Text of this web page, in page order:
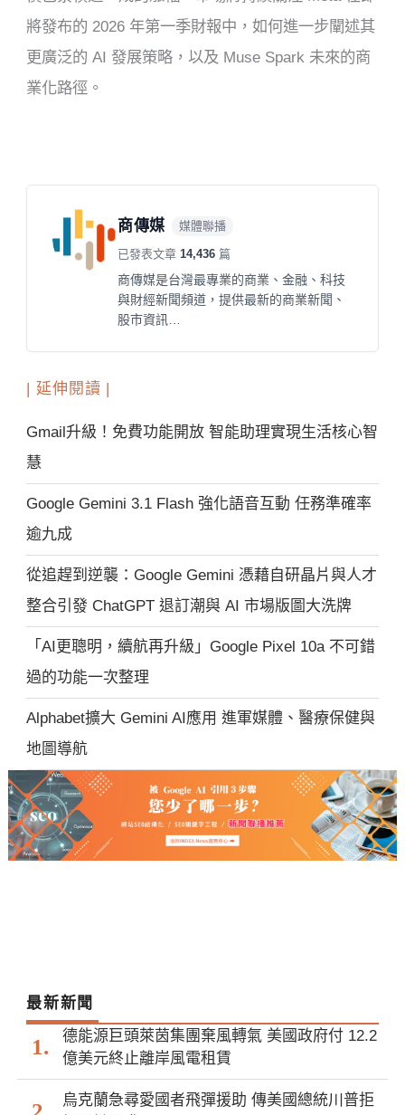
將發布的 2026 年第一季財報中，如何進一步闡述其
更廣泛的 AI 發展策略，以及 Muse Spark 未來的商
業化路徑。
商傳媒 媒體聯播
已發表文章14,436 篇
商傳媒是台灣最專業的商業、金融、科技
與財經新聞頻道，提供最新的商業新聞、
股市資訊…
| 延伸閱讀 |
Gmail升級！免費功能開放 智能助理實現生活核心智
慧
Google Gemini 3.1 Flash 強化語音互動 任務準確率
逾九成
從追趕到逆襲：Google Gemini 憑藉自研晶片與人才
整合引發 ChatGPT 退訂潮與 AI 市場版圖大洗牌
「AI更聰明，續航再升級」Google Pixel 10a 不可錯
過的功能一次整理
Alphabet擴大 Gemini AI應用 進軍媒體、醫療保健與
地圖導航
最新新聞
德能源巨頭萊茵集團棄風轉氣 美國政府付 12.2
億美元終止離岸風電租賃
烏克蘭急尋愛國者飛彈援助 傳美國總統川普拒